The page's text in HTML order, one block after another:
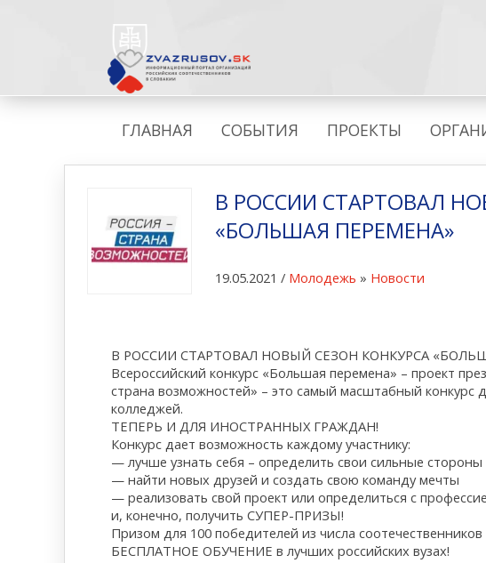
ГЛАВНАЯ СОБЫТИЯ ПРОЕКТЫ
В РОССИИ СТАРТОВАЛ
«БОЛЬШАЯ ПЕРЕМЕНА»
19.05.2021 / Молодежь » Новости
В РОССИИ СТАРТОВАЛ НОВЫЙ СЕЗОН КОНКУРСА
Всероссийский конкурс «Большая перемена» – проект
страна возможностей» – это самый масштабный конкурс
колледжей.
ТЕПЕРЬ И ДЛЯ ИНОСТРАННЫХ ГРАЖДАН!
Конкурс дает возможность каждому участнику:
— лучше узнать себя – определить свои сильные
— найти новых друзей и создать свою команду мечты
— реализовать свой проект или определиться с
и, конечно, получить СУПЕР-ПРИЗЫ!
Призом для 100 победителей из числа
БЕСПЛАТНОЕ ОБУЧЕНИЕ в лучших российских вузах!